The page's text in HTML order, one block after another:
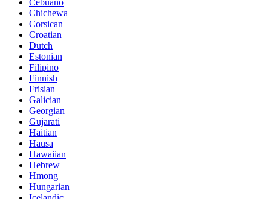
Cebuano
Chichewa
Corsican
Croatian
Dutch
Estonian
Filipino
Finnish
Frisian
Galician
Georgian
Gujarati
Haitian
Hausa
Hawaiian
Hebrew
Hmong
Hungarian